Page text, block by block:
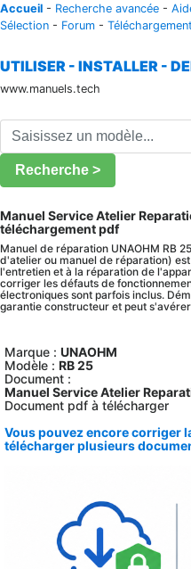
Accueil - Recherche avancée -
Sélection - Forum - Téléchargement
UTILISER - INSTALLER -
www.manuels.tech
Recherche >
Manuel Service Atelier
téléchargement pdf
Manuel de réparation UNAOHM RB
d'atelier ou manuel de réparation)
l'entretien et à la réparation de
corriger les défauts de
électroniques sont parfois inclus.
garantie constructeur et peut
Marque : UNAOHM
Modèle : RB 25
Document :
Manuel Service Atelier
Document pdf à télécharger
Vous pouvez encore corriger
télécharger plusieurs